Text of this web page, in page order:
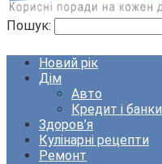
Пошук:
Новий рік
Дім
Авто
Кредит і банки
Здоров’я
Кулінарні рецепти
Ремонт